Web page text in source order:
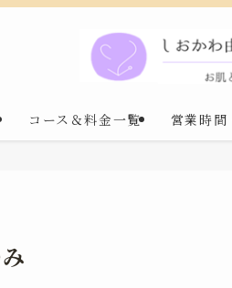
コース＆料金一覧 営業時間